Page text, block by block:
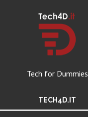
Tech for Dummies
TECH4D.IT